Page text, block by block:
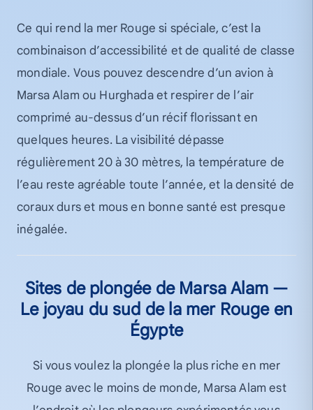
Ce qui rend la mer Rouge si spéciale, c’est la
combinaison d’accessibilité et de qualité de classe
mondiale. Vous pouvez descendre d’un avion à
Marsa Alam ou Hurghada et respirer de l’air
comprimé au-dessus d’un récif florissant en
quelques heures. La visibilité dépasse
régulièrement 20 à 30 mètres, la température de
l’eau reste agréable toute l’année, et la densité de
coraux durs et mous en bonne santé est presque
inégalée.
Sites de plongée de Marsa Alam —
Le joyau du sud de la mer Rouge en
Égypte
Si vous voulez la plongée la plus riche en mer
Rouge avec le moins de monde, Marsa Alam est